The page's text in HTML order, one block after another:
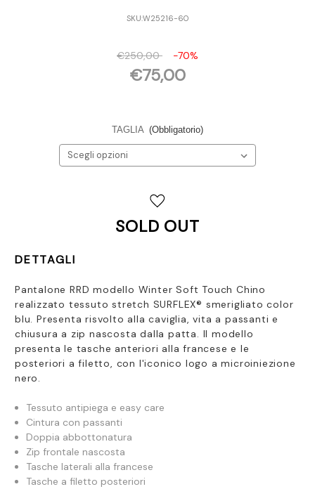
SKU:W25216-60
€250,00 -70%
€75,00
TAGLIA (Obbligatorio)
SOLD OUT
DETTAGLI
Pantalone RRD modello Winter Soft Touch Chino
realizzato tessuto stretch SURFLEX® smerigliato color
blu. Presenta risvolto alla caviglia, vita a passanti e
chiusura a zip nascosta dalla patta. Il modello
presenta le tasche anteriori alla francese e le
posteriori a filetto, con l'iconico logo a microiniezione
nero.
Tessuto antipiega e easy care
Cintura con passanti
Doppia abbottonatura
Zip frontale nascosta
Tasche laterali alla francese
Tasche a filetto posteriori